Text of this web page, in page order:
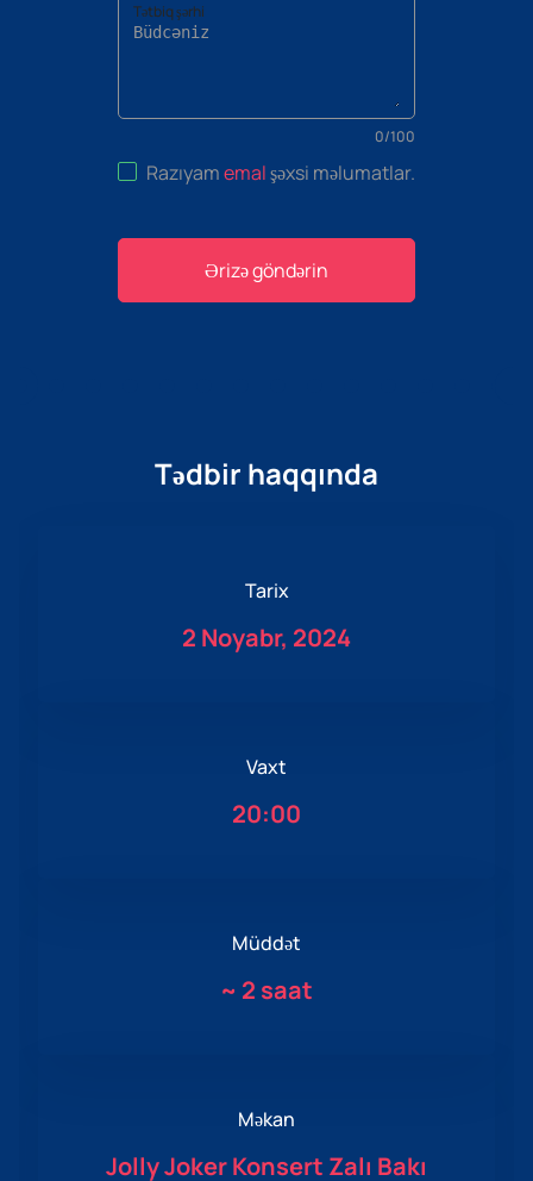
Tətbiq şərhi
0/100
Razıyamemalşəxsi məlumatlar.
Ərizə göndərin
Tədbir haqqında
Tarix
2 Noyabr, 2024
Vaxt
20:00
Müddət
~ 2 saat
Məkan
Jolly Joker Konsert Zalı Bakı